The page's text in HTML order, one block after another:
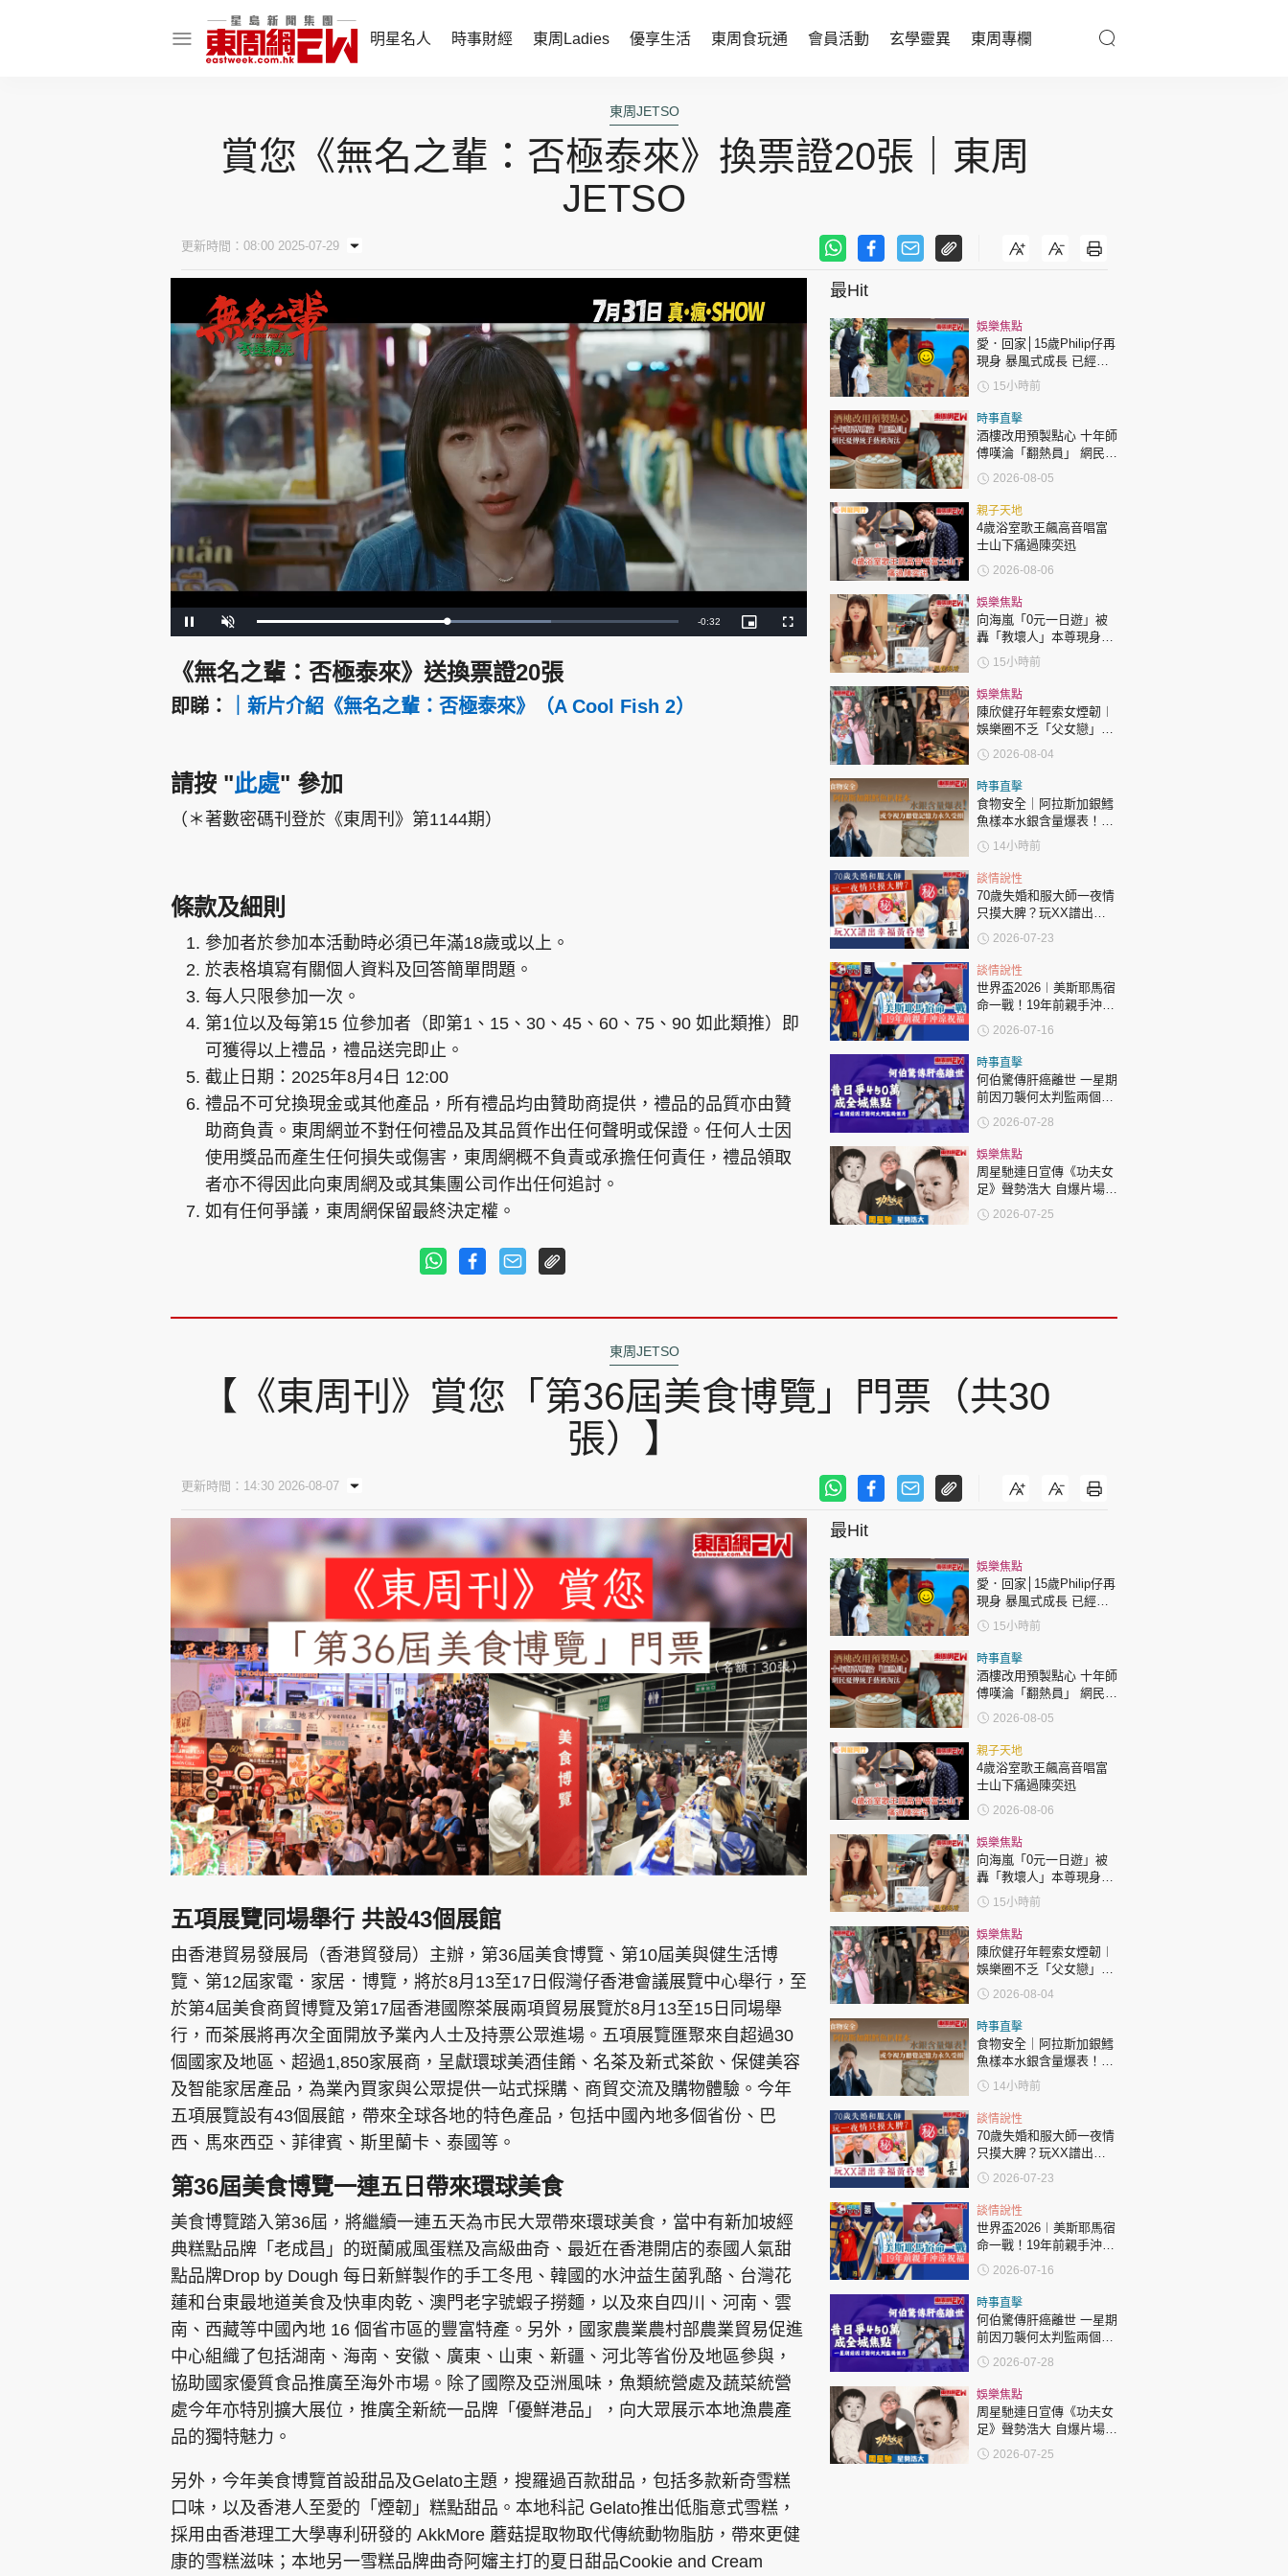
明星名人 時事財經 東周Ladies 優享生活 東周食玩通 會員活動 玄學靈異 東周專欄
娛樂焦點 時事直擊
東周Ladies
談情說性
時尚生活
醫療百科
東周食玩通
樂在灣區
飲食玩樂
會員活動
東周JETSO
玄學靈異
東勝運程
智富天下 李居明
神機妙算 李丞責
緣來有理 麥玲玲
鬼靈精怪 威師兄
東周專欄
娛樂名人
文化藝術
時政財經
健康生活
飲食旅遊
集團旗下品牌
東周刊 cazbuyer 東Touch PCM 電腦廣場 星島頭條 星島環球 The Standard 親子王
Copyright © 東周網 版權所有 . 不得轉載 ©Eastweek.com.hk. All rights reserved.
東周JETSO
賞您《無名之輩：否極泰來》換票證20張｜東周
JETSO
更新時間：08:00 2025-07-29
P
a
e
U
n
t
e
L
e
d
:
9
.
R
-0:32
P
i
F
u
《無名之輩：否極泰來》送換票證20張
即睇： ｜新片介紹《無名之輩：否極泰來》（A Cool Fish 2）
請按 "此處" 參加
（＊著數密碼刊登於《東周刊》第1144期）
條款及細則
參加者於參加本活動時必須已年滿18歲或以上。
於表格填寫有關個人資料及回答簡單問題。
每人只限參加一次。
第1位以及每第15 位參加者（即第1、15、30、45、60、75、90 如此類推）即
可獲得以上禮品，禮品送完即止。
截止日期：2025年8月4日 12:00
禮品不可兌換現金或其他產品，所有禮品均由贊助商提供，禮品的品質亦由贊
助商負責。東周網並不對任何禮品及其品質作出任何聲明或保證。任何人士因
使用獎品而產生任何損失或傷害，東周網概不負責或承擔任何責任，禮品領取
者亦不得因此向東周網及或其集團公司作出任何追討。
如有任何爭議，東周網保留最終決定權。
最Hit
娛樂焦點
愛．回家│15歲Philip仔再
現身 暴風式成長 已經高
過「三太」樊亦敏！
15小時前
時事直擊
酒樓改用預製點心 十年師
傅嘆淪「翻熱員」 網民憂
傳統手藝被淘汰
2026-08-05
親子天地
4歲浴室歌王飆高音唱富
士山下痛過陳奕迅
2026-08-06
娛樂焦點
向海嵐「0元一日遊」被
轟「教壞人」本尊現身回
應網民
15小時前
娛樂焦點
陳欣健孖年輕索女煙韌︱
娛樂圈不乏「父女戀」
「爺孫戀」 年齡差距最大
達51歲 最受矚目有李龍
基謝賢
2026-08-04
時事直擊
食物安全｜阿拉斯加銀鱈
魚樣本水銀含量爆表！或
令視力聽覺記憶力永久受
損
14小時前
談情說性
70歲失婚和服大師一夜情
只摸大脾？玩XX譜出幸
福黃昏戀！
2026-07-23
談情說性
世界盃2026︱美斯耶馬宿
命一戰！19年前親手沖涼
祝福！
2026-07-16
時事直擊
何伯驚傳肝癌離世 一星期
前因刀襲何太判監兩個月
昔日爭450萬成全城焦點
2026-07-28
娛樂焦點
周星馳連日宣傳《功夫女
足》聲勢浩大 自爆片場不
權威 小時一睇樣就知是食
腦聰明仔
2026-07-25
東周JETSO
【《東周刊》賞您「第36屆美食博覽」門票（共30
張）】
更新時間：14:30 2026-08-07
五項展覽同場舉行 共設43個展館
由香港貿易發展局（香港貿發局）主辦，第36屆美食博覽、第10屆美與健生活博
覽、第12屆家電．家居．博覽，將於8月13至17日假灣仔香港會議展覽中心舉行，至
於第4屆美食商貿博覽及第17屆香港國際茶展兩項貿易展覽於8月13至15日同場舉
行，而茶展將再次全面開放予業內人士及持票公眾進場。五項展覽匯聚來自超過30
個國家及地區、超過1,850家展商，呈獻環球美酒佳餚、名茶及新式茶飲、保健美容
及智能家居產品，為業內買家與公眾提供一站式採購、商貿交流及購物體驗。今年
五項展覽設有43個展館，帶來全球各地的特色產品，包括中國內地多個省份、巴
西、馬來西亞、菲律賓、斯里蘭卡、泰國等。
第36屆美食博覽一連五日帶來環球美食
美食博覽踏入第36屆，將繼續一連五天為市民大眾帶來環球美食，當中有新加坡經
典糕點品牌「老成昌」的斑蘭戚風蛋糕及高級曲奇、最近在香港開店的泰國人氣甜
點品牌Drop by Dough 每日新鮮製作的手工冬甩、韓國的水沖益生菌乳酪、台灣花
蓮和台東最地道美食及快車肉乾、澳門老字號蝦子撈麵，以及來自四川、河南、雲
南、西藏等中國內地 16 個省市區的豐富特產。另外，國家農業農村部農業貿易促進
中心組織了包括湖南、海南、安徽、廣東、山東、新疆、河北等省份及地區參與，
協助國家優質食品推廣至海外市場。除了國際及亞洲風味，魚類統營處及蔬菜統營
處今年亦特別擴大展位，推廣全新統一品牌「優鮮港品」，向大眾展示本地漁農產
品的獨特魅力。
另外，今年美食博覽首設甜品及Gelato主題，搜羅過百款甜品，包括多款新奇雪糕
口味，以及香港人至愛的「煙韌」糕點甜品。本地科記 Gelato推出低脂意式雪糕，
採用由香港理工大學專利研發的 AkkMore 蘑菇提取物取代傳統動物脂肪，帶來更健
康的雪糕滋味；本地另一雪糕品牌曲奇阿嬸主打的夏日甜品Cookie and Cream
最Hit
娛樂焦點
愛．回家│15歲Philip仔再
現身 暴風式成長 已經高
過「三太」樊亦敏！
15小時前
時事直擊
酒樓改用預製點心 十年師
傅嘆淪「翻熱員」 網民憂
傳統手藝被淘汰
2026-08-05
親子天地
4歲浴室歌王飆高音唱富
士山下痛過陳奕迅
2026-08-06
娛樂焦點
向海嵐「0元一日遊」被
轟「教壞人」本尊現身回
應網民
15小時前
娛樂焦點
陳欣健孖年輕索女煙韌︱
娛樂圈不乏「父女戀」
「爺孫戀」 年齡差距最大
達51歲 最受矚目有李龍
基謝賢
2026-08-04
時事直擊
食物安全｜阿拉斯加銀鱈
魚樣本水銀含量爆表！或
令視力聽覺記憶力永久受
損
14小時前
談情說性
70歲失婚和服大師一夜情
只摸大脾？玩XX譜出幸
福黃昏戀！
2026-07-23
談情說性
世界盃2026︱美斯耶馬宿
命一戰！19年前親手沖涼
祝福！
2026-07-16
時事直擊
何伯驚傳肝癌離世 一星期
前因刀襲何太判監兩個月
昔日爭450萬成全城焦點
2026-07-28
娛樂焦點
周星馳連日宣傳《功夫女
足》聲勢浩大 自爆片場不
權威 小時一睇樣就知是食
腦聰明仔
2026-07-25